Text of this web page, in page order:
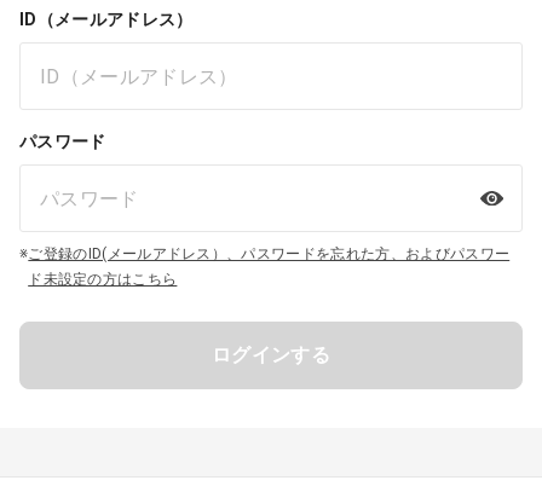
ID（メールアドレス）
パスワード
※ご登録のID(メールアドレス）、パスワードを忘れた方、およびパスワー
ド未設定の方はこちら
ログインする